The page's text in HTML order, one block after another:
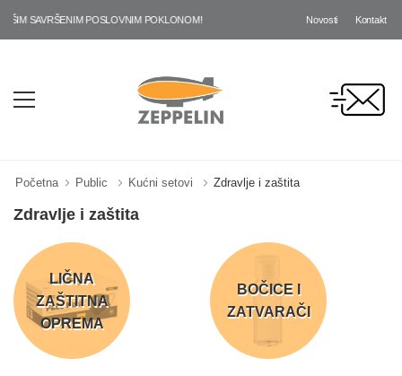
SAVRŠENIM POSLOVNIM POKLONOM! Novosti Kontakt
Početna Public Kućni setovi Zdravlje i zaštita
Zdravlje i zaštita
LIČNA
ZAŠTITNA
OPREMA
BOČICE I
ZATVARAČI